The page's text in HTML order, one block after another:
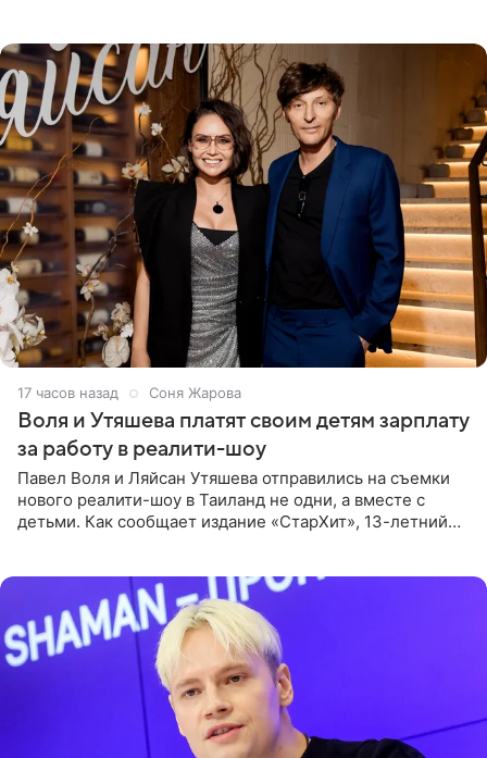
17 часов назад Соня Жарова
Воля и Утяшева платят своим детям зарплату
за работу в реалити-шоу
Павел Воля и Ляйсан Утяшева отправились на съемки
нового реалити-шоу в Таиланд не одни, а вместе с
детьми. Как сообщает издание «СтарХит», 13-летний